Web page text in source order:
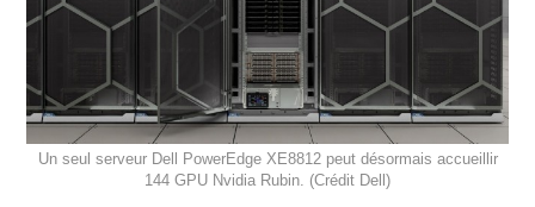
Un seul serveur Dell PowerEdge XE8812 peut désormais accueillir
144 GPU Nvidia Rubin. (Crédit Dell)